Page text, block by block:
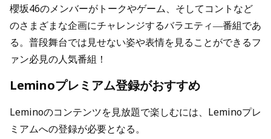
櫻坂46のメンバーがトークやゲーム、そしてコントなど
のさまざまな企画にチャレンジするバラエティ―番組であ
る。普段舞台では見せない姿や表情を見ることができるフ
ァン必見の人気番組！
Leminoプレミアム登録がおすすめ
Leminoのコンテンツを見放題で楽しむには、Leminoプレ
ミアムへの登録が必要となる。